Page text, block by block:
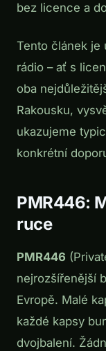
bez licence a
Tento článek je
rádio – ať s
oba
Rakousku,
ukazujeme
konkrétní
PMR446:
ruce
PMR446
nejrozšířenější
Evropě. Malé
každé kapsy
dvojbalení.